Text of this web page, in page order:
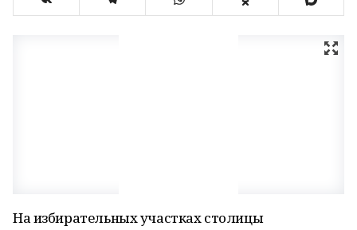
На избирательных участках столицы